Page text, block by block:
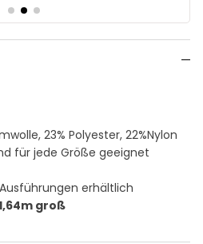
23% Polyester, 22%Nylon
für jede Größe geeignet
erhältlich
groß